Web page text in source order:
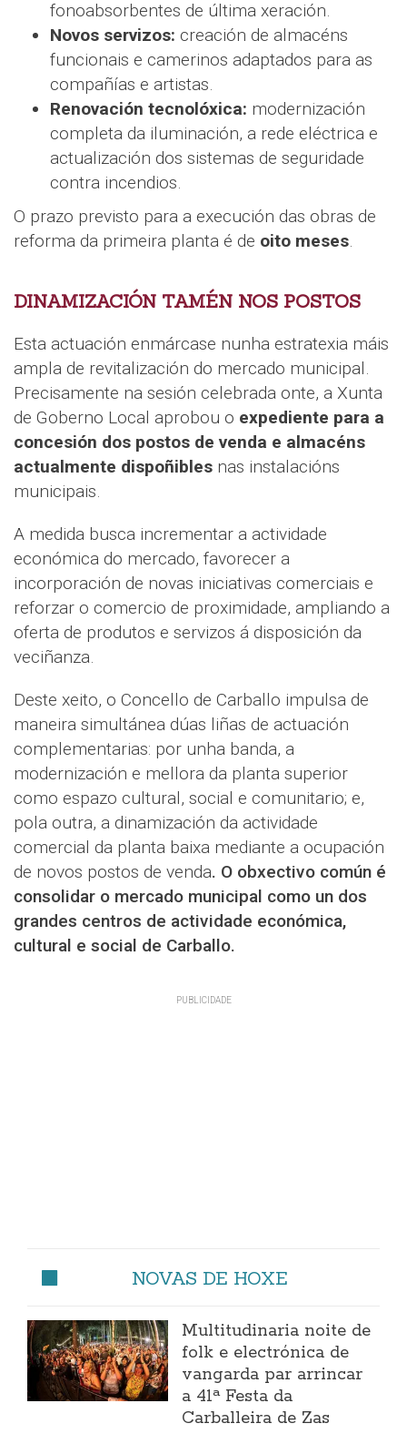
fonoabsorbentes de última xeración.
Novos servizos: creación de almacéns
funcionais e camerinos adaptados para as
compañías e artistas.
Renovación tecnolóxica: modernización
completa da iluminación, a rede eléctrica e
actualización dos sistemas de seguridade
contra incendios.
O prazo previsto para a execución das obras de
reforma da primeira planta é de oito meses.
DINAMIZACIÓN TAMÉN NOS POSTOS
Esta actuación enmárcase nunha estratexia máis
ampla de revitalización do mercado municipal.
Precisamente na sesión celebrada onte, a Xunta
de Goberno Local aprobou o expediente para a
concesión dos postos de venda e almacéns
actualmente dispoñibles nas instalacións
municipais.
A medida busca incrementar a actividade
económica do mercado, favorecer a
incorporación de novas iniciativas comerciais e
reforzar o comercio de proximidade, ampliando a
oferta de produtos e servizos á disposición da
veciñanza.
Deste xeito, o Concello de Carballo impulsa de
maneira simultánea dúas liñas de actuación
complementarias: por unha banda, a
modernización e mellora da planta superior
como espazo cultural, social e comunitario; e,
pola outra, a dinamización da actividade
comercial da planta baixa mediante a ocupación
de novos postos de venda. O obxectivo común é
consolidar o mercado municipal como un dos
grandes centros de actividade económica,
cultural e social de Carballo.
NOVAS DE HOXE
Multitudinaria noite de
folk e electrónica de
vangarda par arrincar
a 41ª Festa da
Carballeira de Zas